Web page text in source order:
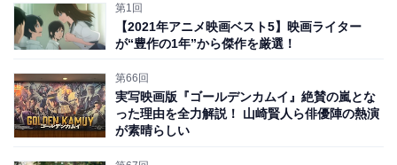
第1回
【2021年アニメ映画ベスト5】映画ライター
が“豊作の1年”から傑作を厳選！
第66回
実写映画版『ゴールデンカムイ』絶賛の嵐とな
った理由を全力解説！ 山崎賢人ら俳優陣の熱演
が素晴らしい